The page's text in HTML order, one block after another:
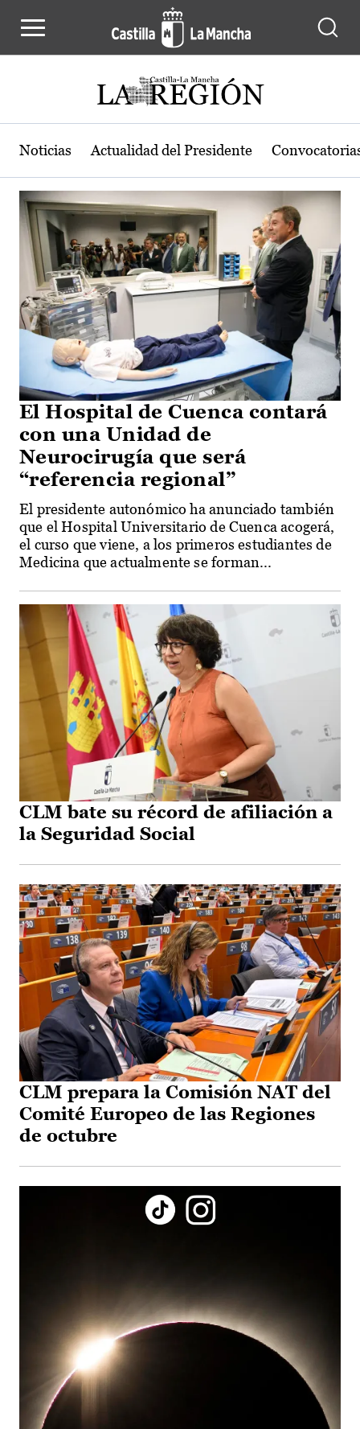
Actualidad de la región de Castilla-
Noticias Actualidad del Presidente
El Hospital de Cuenca contará
con una Unidad de
Neurocirugía que será
“referencia regional”
El presidente autonómico ha anunciado también
que el Hospital Universitario de Cuenca acogerá,
el curso que viene, a los primeros estudiantes de
Medicina que actualmente se forman...
CLM bate su récord de afiliación a
la Seguridad Social
CLM prepara la Comisión NAT del
Comité Europeo de las Regiones
de octubre